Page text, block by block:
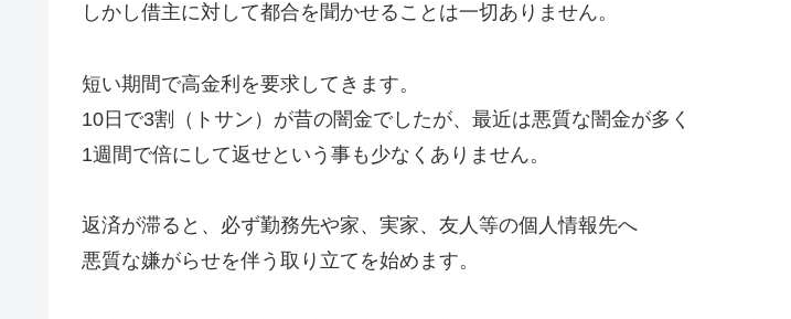
しかし借主に対して都合を聞かせることは一切ありません。
短い期間で高金利を要求してきます。
10日で3割（トサン）が昔の闇金でしたが、最近は悪質な闇金が多く
1週間で倍にして返せという事も少なくありません。
返済が滞ると、必ず勤務先や家、実家、友人等の個人情報先へ
悪質な嫌がらせを伴う取り立てを始めます。